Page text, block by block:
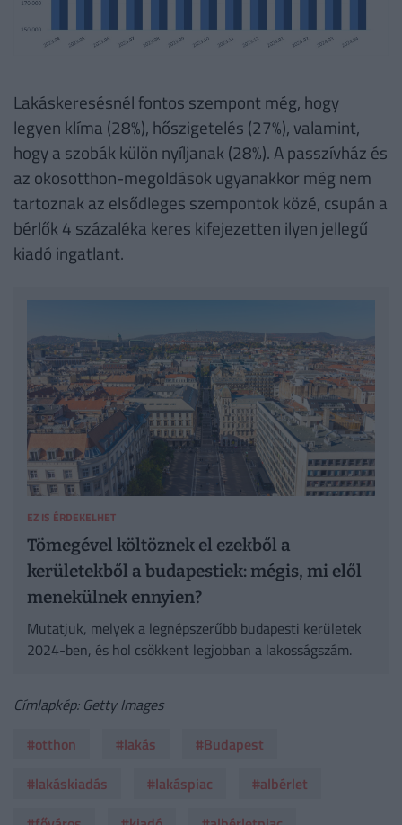
Lakáskeresésnél fontos szempont még, hogy
legyen klíma (28%), hőszigetelés (27%), valamint,
hogy a szobák külön nyíljanak (28%). A passzívház és
az okosotthon-megoldások ugyanakkor még nem
tartoznak az elsődleges szempontok közé, csupán a
bérlők 4 százaléka keres kifejezetten ilyen jellegű
kiadó ingatlant.
EZ IS ÉRDEKELHET
Tömegével költöznek el ezekből a
kerületekből a budapestiek: mégis, mi elől
menekülnek ennyien?
Mutatjuk, melyek a legnépszerűbb budapesti kerületek
2024-ben, és hol csökkent legjobban a lakosságszám.
Címlapkép: Getty Images
#otthon
#lakás
#Budapest
#lakáskiadás
#lakáspiac
#albérlet